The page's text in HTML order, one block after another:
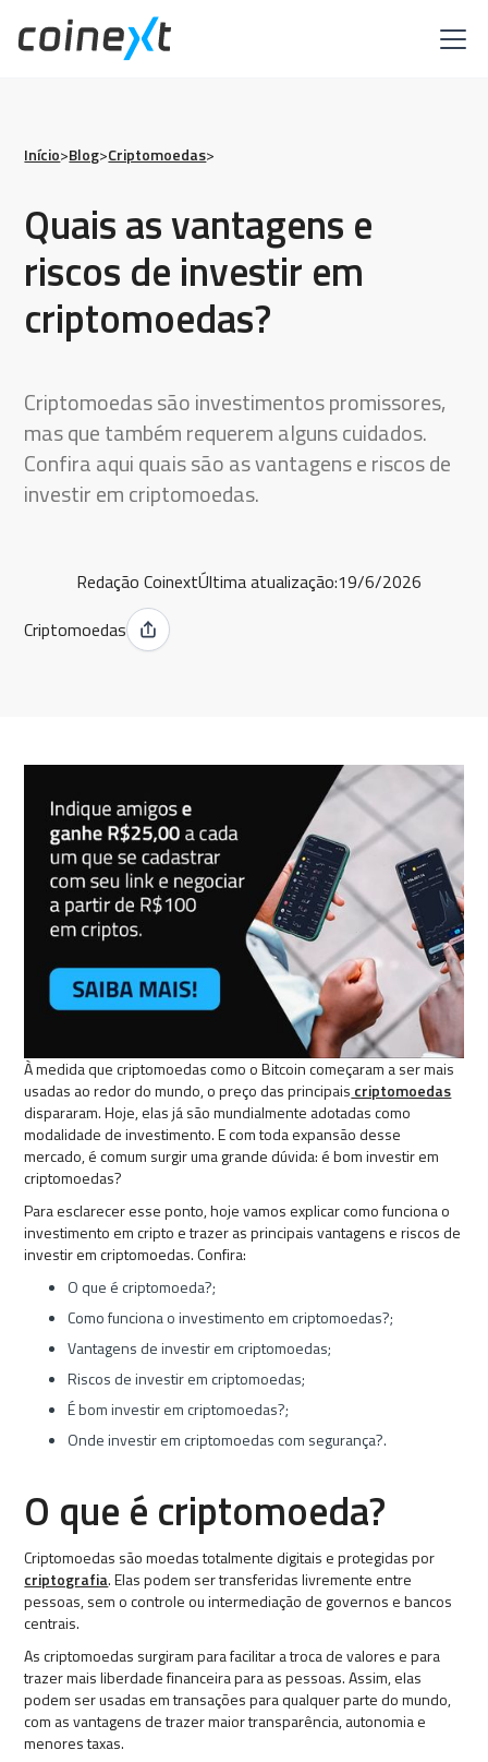
Início>Blog>Criptomoedas>
Quais as vantagens e
riscos de investir em
criptomoedas?
Criptomoedas são investimentos promissores,
mas que também requerem alguns cuidados.
Confira aqui quais são as vantagens e riscos de
investir em criptomoedas.
Redação CoinextÚltima atualização:19/6/2026
Criptomoedas
À medida que criptomoedas como o Bitcoin começaram a ser mais
usadas ao redor do mundo, o preço das principais criptomoedas
dispararam. Hoje, elas já são mundialmente adotadas como
modalidade de investimento. E com toda expansão desse
mercado, é comum surgir uma grande dúvida: é bom investir em
criptomoedas?
Para esclarecer esse ponto, hoje vamos explicar como funciona o
investimento em cripto e trazer as principais vantagens e riscos de
investir em criptomoedas. Confira:
O que é criptomoeda?;
Como funciona o investimento em criptomoedas?;
Vantagens de investir em criptomoedas;
Riscos de investir em criptomoedas;
É bom investir em criptomoedas?;
Onde investir em criptomoedas com segurança?.
O que é criptomoeda?
Criptomoedas são moedas totalmente digitais e protegidas por
criptografia. Elas podem ser transferidas livremente entre
pessoas, sem o controle ou intermediação de governos e bancos
centrais.
As criptomoedas surgiram para facilitar a troca de valores e para
trazer mais liberdade financeira para as pessoas. Assim, elas
podem ser usadas em transações para qualquer parte do mundo,
com as vantagens de trazer maior transparência, autonomia e
menores taxas.